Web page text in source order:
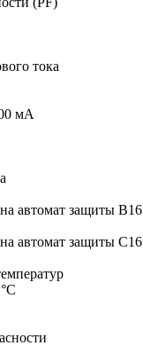
тока
мA
автомат защиты B16
автомат защиты C16